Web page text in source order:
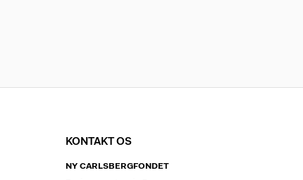
KONTAKT OS
NY CARLSBERGFONDET